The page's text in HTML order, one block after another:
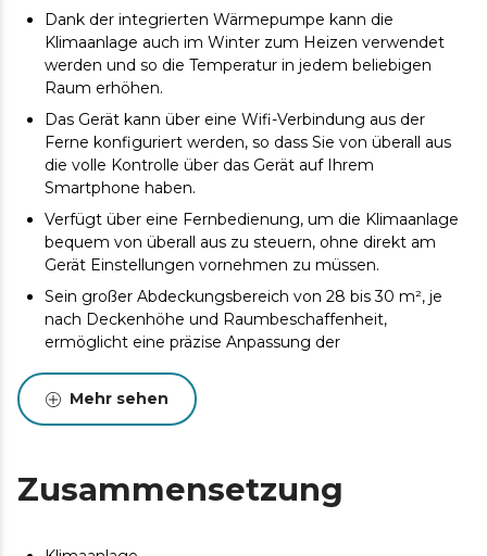
Dank der integrierten Wärmepumpe kann die
Klimaanlage auch im Winter zum Heizen verwendet
werden und so die Temperatur in jedem beliebigen
Raum erhöhen.
Das Gerät kann über eine Wifi-Verbindung aus der
Ferne konfiguriert werden, so dass Sie von überall aus
die volle Kontrolle über das Gerät auf Ihrem
Smartphone haben.
Verfügt über eine Fernbedienung, um die Klimaanlage
bequem von überall aus zu steuern, ohne direkt am
Gerät Einstellungen vornehmen zu müssen.
Sein großer Abdeckungsbereich von 28 bis 30 m², je
nach Deckenhöhe und Raumbeschaffenheit,
ermöglicht eine präzise Anpassung der
angenehme Kühle als auch im Winter für wohlige
Wärme.
verwendet werden, um eine einfache Steuerung der
Mehr sehen
Zusammensetzung